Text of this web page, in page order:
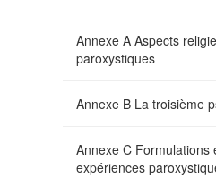
Annexe A Aspects
paroxystiques
Annexe B La troisième
Annexe C Formulations
expériences